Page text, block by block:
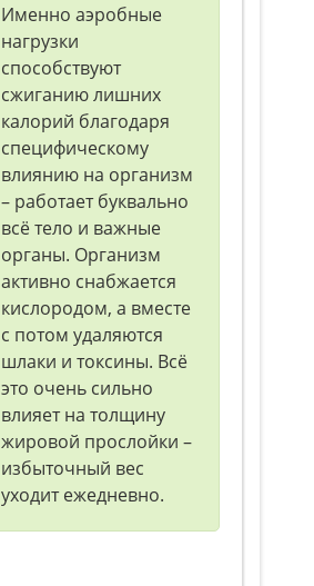
Именно аэробные
нагрузки
способствуют
сжиганию лишних
калорий благодаря
специфическому
влиянию на организм
– работает буквально
всё тело и важные
органы. Организм
активно снабжается
кислородом, а вместе
с потом удаляются
шлаки и токсины. Всё
это очень сильно
влияет на толщину
жировой прослойки –
избыточный вес
уходит ежедневно.